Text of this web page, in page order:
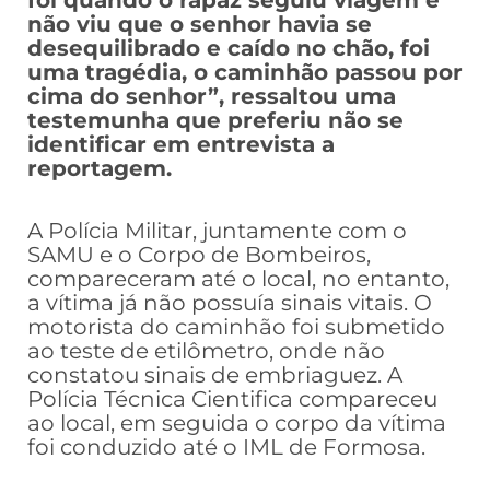
não viu que o senhor havia se
desequilibrado e caído no chão, foi
uma tragédia, o caminhão passou por
cima do senhor”, ressaltou uma
testemunha que preferiu não se
identificar em entrevista a
reportagem.
A Polícia Militar, juntamente com o
SAMU e o Corpo de Bombeiros,
compareceram até o local, no entanto,
a vítima já não possuía sinais vitais. O
motorista do caminhão foi submetido
ao teste de etilômetro, onde não
constatou sinais de embriaguez. A
Polícia Técnica Cientifica compareceu
ao local, em seguida o corpo da vítima
foi conduzido até o IML de Formosa.